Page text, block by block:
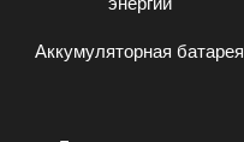
Аккумуляторная батарея